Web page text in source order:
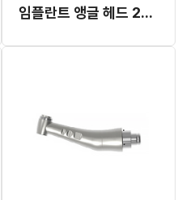
임플란트 앵글 헤드 20:1 ACL(B)-61I (푸쉬 타입)